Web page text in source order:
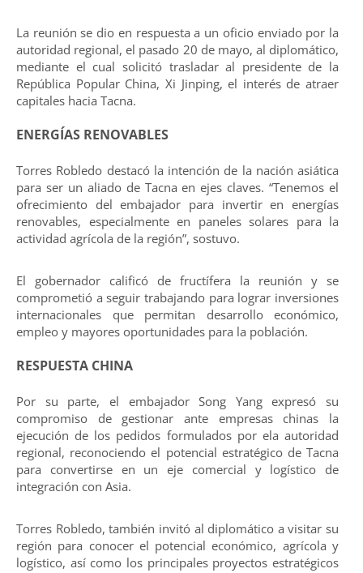
La reunión se dio en respuesta a un oficio enviado por la
autoridad regional, el pasado 20 de mayo, al diplomático,
mediante el cual solicitó trasladar al presidente de la
República Popular China, Xi Jinping, el interés de atraer
capitales hacia Tacna.
ENERGÍAS RENOVABLES
Torres Robledo destacó la intención de la nación asiática
para ser un aliado de Tacna en ejes claves. “Tenemos el
ofrecimiento del embajador para invertir en energías
renovables, especialmente en paneles solares para la
actividad agrícola de la región”, sostuvo.
El gobernador calificó de fructífera la reunión y se
comprometió a seguir trabajando para lograr inversiones
internacionales que permitan desarrollo económico,
empleo y mayores oportunidades para la población.
RESPUESTA CHINA
Por su parte, el embajador Song Yang expresó su
compromiso de gestionar ante empresas chinas la
ejecución de los pedidos formulados por ela autoridad
regional, reconociendo el potencial estratégico de Tacna
para convertirse en un eje comercial y logístico de
integración con Asia.
Torres Robledo, también invitó al diplomático a visitar su
región para conocer el potencial económico, agrícola y
logístico, así como los principales proyectos estratégicos